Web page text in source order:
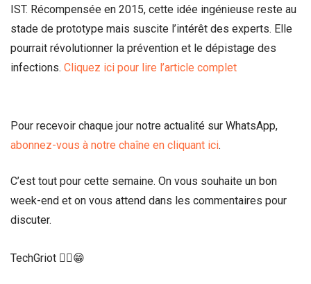
IST. Récompensée en 2015, cette idée ingénieuse reste au
stade de prototype mais suscite l’intérêt des experts. Elle
pourrait révolutionner la prévention et le dépistage des
infections. Cliquez ici pour lire l’article complet
Pour recevoir chaque jour notre actualité sur WhatsApp,
abonnez-vous à notre chaîne en cliquant ici.
C’est tout pour cette semaine. On vous souhaite un bon
week-end et on vous attend dans les commentaires pour
discuter.
TechGriot ✌🏾😁